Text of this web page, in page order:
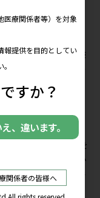
用いた疾患モデリ
。
り改名）へ戻る
同無作為化比較試験
ととなりました。そ
在もサブ解析が進
降下薬を使った研
告することができ、
明したいのは、薬剤を
低減できるかどうか
果が得られませんで
と併せて循環器病